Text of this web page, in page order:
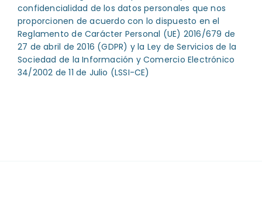
confidencialidad de los datos personales que nos
proporcionen de acuerdo con lo dispuesto en el
Reglamento de Carácter Personal (UE) 2016/679 de
27 de abril de 2016 (GDPR) y la Ley de Servicios de la
Sociedad de la Información y Comercio Electrónico
34/2002 de 11 de Julio (LSSI-CE)